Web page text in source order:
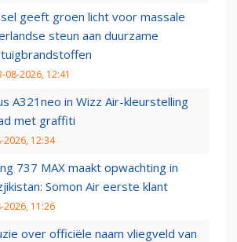
geeft groen licht voor massale
steun aan duurzame
08-2026, 12:41
A321neo in Wizz Air-kleurstelling
met graffiti
2026, 12:34
737 MAX maakt opwachting in
Somon Air eerste klant
2026, 11:26
over officiële naam vliegveld van